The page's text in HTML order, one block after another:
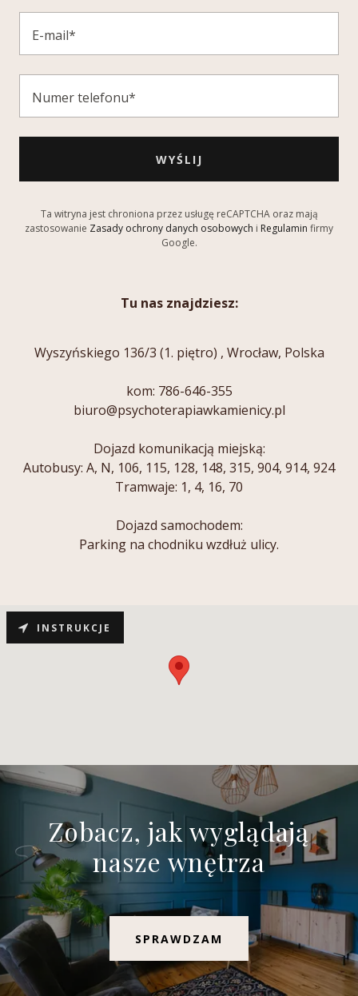
E-mail*
Numer telefonu*
WYŚLIJ
Ta witryna jest chroniona przez usługę reCAPTCHA oraz mają
zastosowanie Zasady ochrony danych osobowych i Regulamin firmy
Google.
Tu nas znajdziesz:
Wyszyńskiego 136/3 (1. piętro) , Wrocław, Polska
kom: 786-646-355
biuro@psychoterapiawkamienicy.pl
Dojazd komunikacją miejską:
Autobusy: A, N, 106, 115, 128, 148, 315, 904, 914, 924
Tramwaje: 1, 4, 16, 70
Dojazd samochodem:
Parking na chodniku wzdłuż ulicy.
INSTRUKCJE
Zobacz, jak wyglądają
nasze wnętrza
SPRAWDZAM